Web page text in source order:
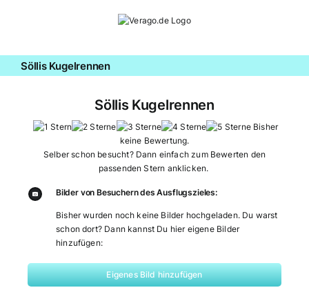
Söllis Kugelrennen
Söllis Kugelrennen
Bisher
keine Bewertung.
Selber schon besucht? Dann einfach zum Bewerten den
passenden Stern anklicken.
Bilder von Besuchern des Ausflugszieles:
Bisher wurden noch keine Bilder hochgeladen. Du warst
schon dort? Dann kannst Du hier eigene Bilder
hinzufügen:
Eigenes Bild hinzufügen